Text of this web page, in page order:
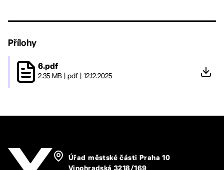
Přílohy
6.pdf
2.35 MB pdf 12.12.2025
Úřad městské části Praha 10